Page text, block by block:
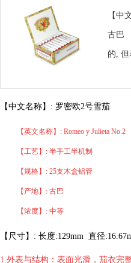
【中
古巴
的,
【中文名称】: 罗密欧2号雪茄
【英文名称】: Romeo y Julieta No.2
【工艺】: 半手工半机制
【规格】: 25支木盒铝管
【产地】: 古巴
【浓度】: 中等
【尺寸】: 长度:129mm 直径
1.外表与结构：表面光滑，茄衣完